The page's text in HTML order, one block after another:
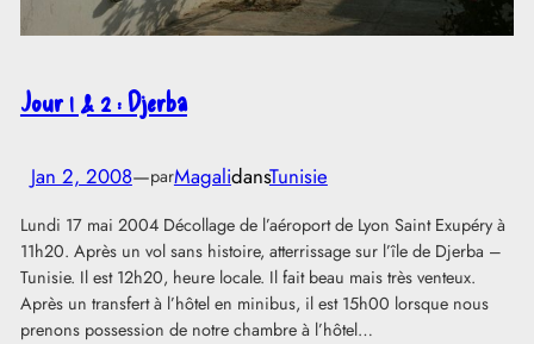
Jour 1 & 2 : Djerba
Jan 2, 2008—parMagalidansTunisie
Lundi 17 mai 2004 Décollage de l’aéroport de Lyon Saint Exupéry à
11h20. Après un vol sans histoire, atterrissage sur l’île de Djerba –
Tunisie. Il est 12h20, heure locale. Il fait beau mais très venteux.
Après un transfert à l’hôtel en minibus, il est 15h00 lorsque nous
prenons possession de notre chambre à l’hôtel…